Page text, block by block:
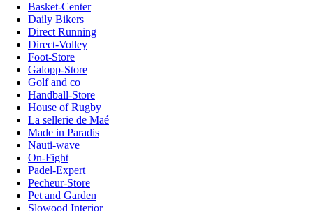
Basket-Center
Daily Bikers
Direct Running
Direct-Volley
Foot-Store
Galopp-Store
Golf and co
Handball-Store
House of Rugby
La sellerie de Maé
Made in Paradis
Nauti-wave
On-Fight
Padel-Expert
Pecheur-Store
Pet and Garden
Slowood Interior